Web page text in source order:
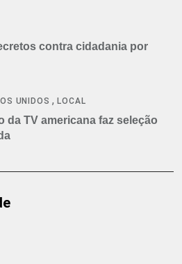
contra cidadania por
UNIDOS ,LOCAL
da TV americana faz seleção